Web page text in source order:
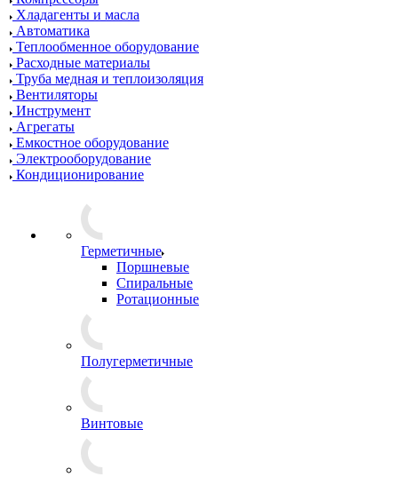
Хладагенты и масла
Автоматика
Теплообменное оборудование
Расходные материалы
Труба медная и теплоизоляция
Вентиляторы
Инструмент
Агрегаты
Емкостное оборудование
Электрооборудование
Кондиционирование
Герметичные
Поршневые
Спиральные
Ротационные
Полугерметичные
Винтовые